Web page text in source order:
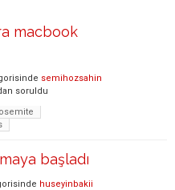
macbook
semihozsahin
soruldu
başladı
huseyinbakii